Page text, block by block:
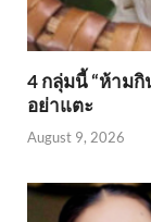
4 กลุ่มนี้ “ห้าม
อย่าแตะ
August 9, 2026